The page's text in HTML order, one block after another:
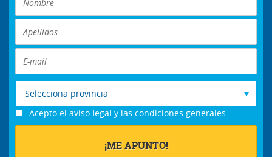
Selecciona provincia
Acepto el aviso legal y las condiciones generales